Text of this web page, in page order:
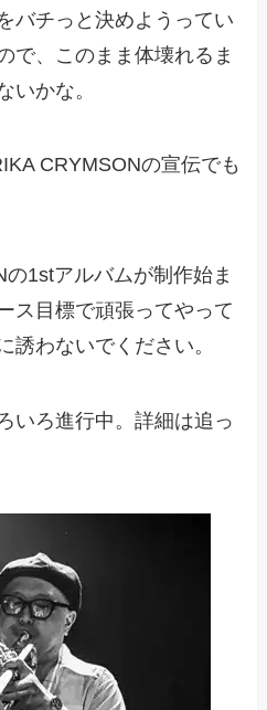
バチっと決めようってい
で、このまま体壊れるま
いかな。
CRYMSONの宣伝でも
1stアルバムが制作始ま
ス目標で頑張ってやって
誘わないでください。
いろ進行中。詳細は追っ